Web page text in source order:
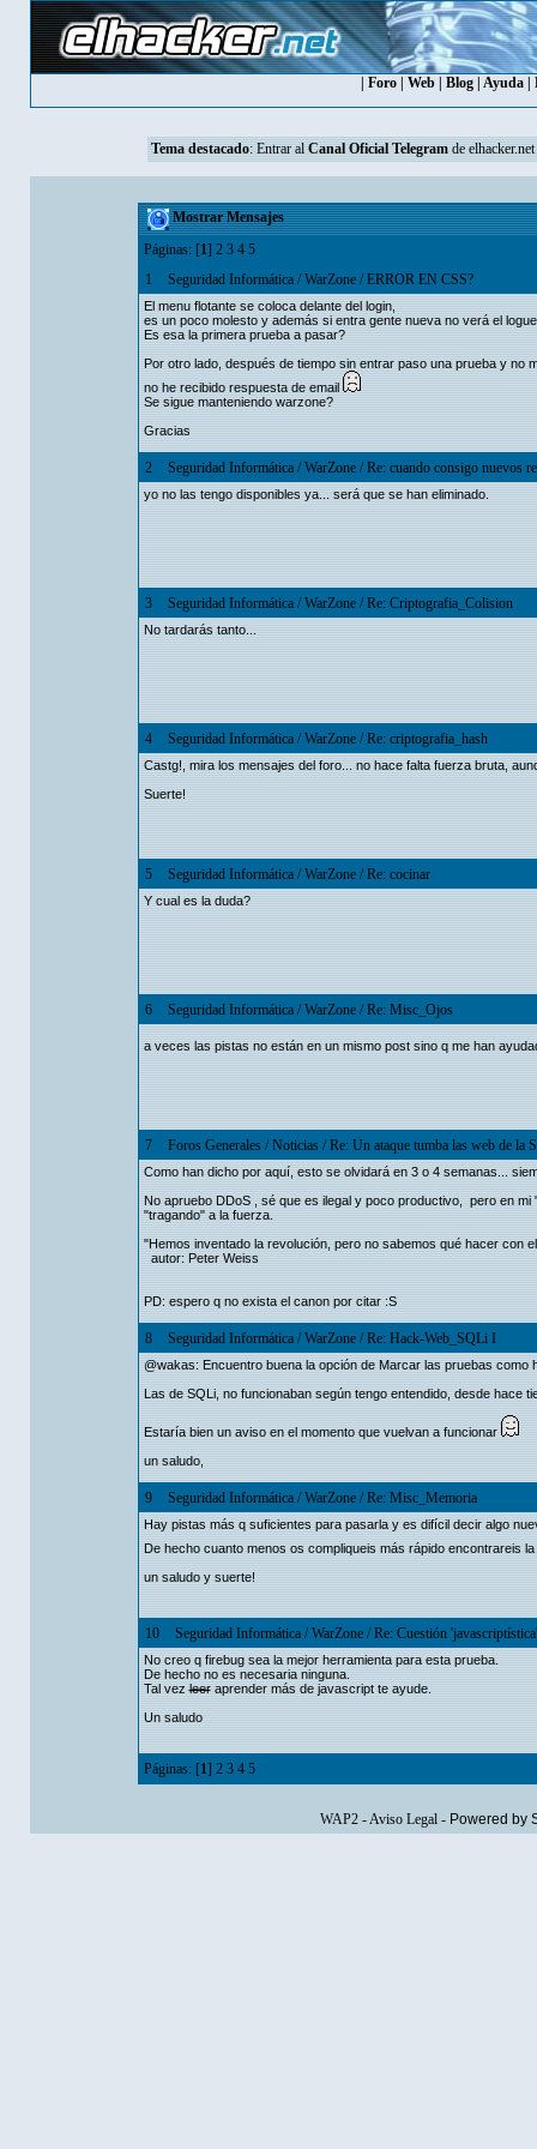
Foro Web Blog Ayuda
Tema destacado: Entrar al Canal Oficial Telegramde elhacker.net
Mostrar Mensajes
Páginas: [1] 2 3 4 5
1
Seguridad Informática/WarZone/ERROR EN CSS?
El menu flotante se coloca delante del login,
es un poco molesto y además si entra gente nueva no verá el
Es esa la primera prueba a pasar?
Por otro lado, después de tiempo sin entrar paso una prueba y no
no he recibido respuesta de email
Se sigue manteniendo warzone?
Gracias
2 Seguridad Informática/WarZone/Re: cuando consigo nuevos
yo no las tengo disponibles ya... será que se han eliminado.
3 Seguridad Informática/WarZone/Re: Criptografia_Colision
No tardarás tanto...
4 Seguridad Informática/WarZone/Re: criptografia_hash
Castg!, mira los mensajes del foro... no hace falta fuerza bruta,
Suerte!
5 Seguridad Informática/WarZone/Re: cocinar
Y cual es la duda?
6 Seguridad Informática/WarZone/Re: Misc_Ojos
a veces las pistas no están en un mismo post sino q me han
7 Foros Generales/Noticias/Re: Un ataque tumba las web de
Como han dicho por aquí, esto se olvidará en 3 o 4 semanas...
No apruebo DDoS , sé que es ilegal y poco productivo, pero en
"tragando" a la fuerza.
"Hemos inventado la revolución, pero no sabemos qué hacer con
autor: Peter Weiss
PD: espero q no exista el canon por citar :S
8 Seguridad Informática/WarZone/Re: Hack-Web_SQLi I
@wakas: Encuentro buena la opción de Marcar las pruebas como
Las de SQLi, no funcionaban según tengo entendido, desde hace
Estaría bien un aviso en el momento que vuelvan a funcionar
un saludo,
9 Seguridad Informática/WarZone/Re: Misc_Memoria
Hay pistas más q suficientes para pasarla y es difícil decir algo
De hecho cuanto menos os compliqueis más rápido encontrareis
un saludo y suerte!
10 Seguridad Informática/WarZone/Re: Cuestión
No creo q firebug sea la mejor herramienta para esta prueba.
De hecho no es necesaria ninguna.
Tal vezleeraprender más de javascript te ayude.
Un saludo
Páginas: [1] 2 3 4 5
WAP2-Aviso Legal- Powered by